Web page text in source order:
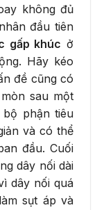
không đủ
đầu tiên
gấp khúc ở
Hãy kéo
đề cũng có
sau một
bộ phận tiêu
và có thể
đầu. Cuối
dây nối dài
dây nối quá
sụt áp và